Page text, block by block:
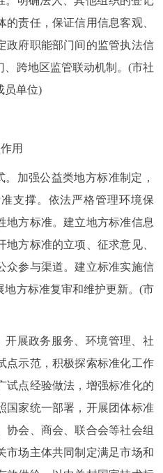
责任，保证信用信息客观、
政府职能部门间的监管执法信
跨地区监管联动机制。(市社
员单位)
用
加强公益类地方标准制定，
支撑。依法严格管理环境保
地方标准。建立地方标准信息
方标准的立项、征求意见、
众参与渠道。建立标准实施信
地方标准复审和维护更新。(市
展政务服务、环境管理、社
点示范，积极探索标准化工作
试点经验做法，增强标准化的
国家统一部署，开展团体标准
协会、商会、联合会等社会组
市场主体共同制定满足市场和